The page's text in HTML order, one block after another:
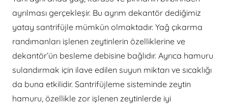
ayrılması gerçekleşir. Bu ayrım dekantör dediğimiz
yatay santrifüjle mümkün olmaktadır. Yağ çıkarma
randımanları işlenen zeytinlerin özelliklerine ve
dekantör’ün besleme debisine bağlıdır. Ayrıca hamuru
sulandırmak için ilave edilen suyun miktarı ve sıcaklığı
da buna etkilidir. Santrifüjleme sisteminde zeytin
hamuru, özellikle zor işlenen zeytinlerde iyi